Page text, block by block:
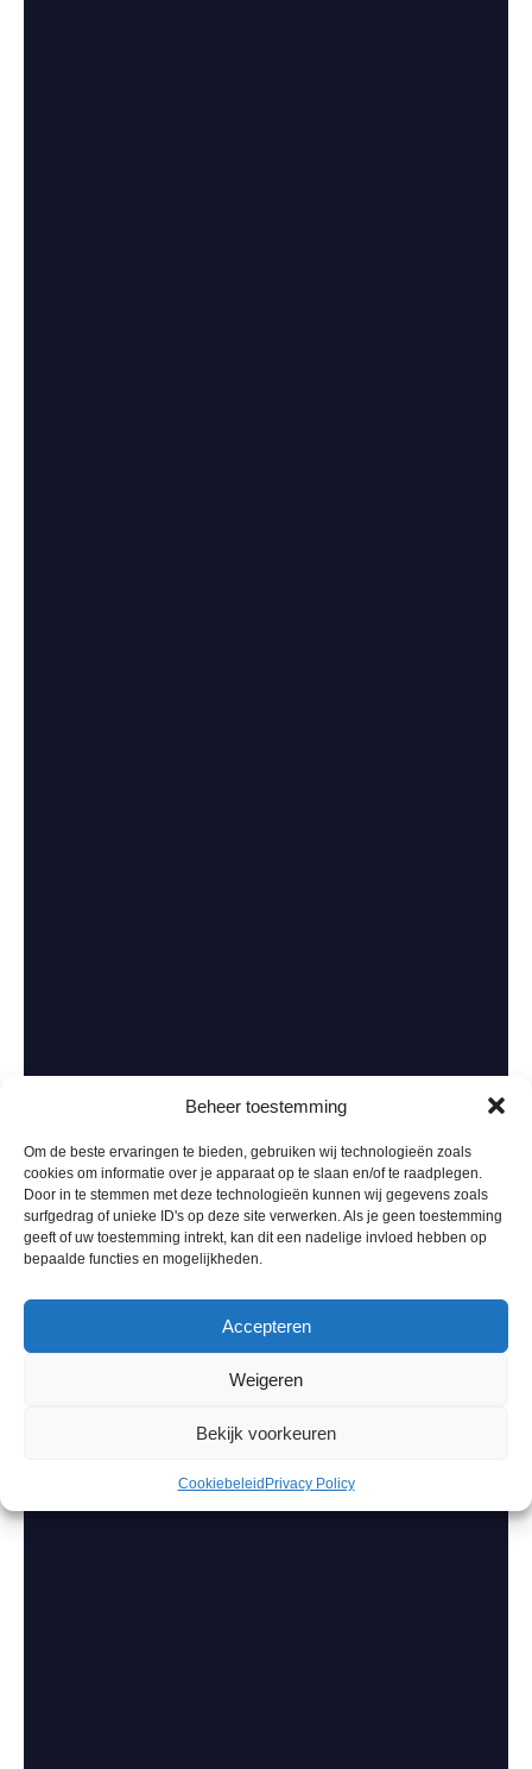
Beheer toestemming
Om de beste ervaringen te bieden, gebruiken wij technologieën zoals
cookies om informatie over je apparaat op te slaan en/of te raadplegen.
Door in te stemmen met deze technologieën kunnen wij gegevens zoals
surfgedrag of unieke ID's op deze site verwerken. Als je geen toestemming
geeft of uw toestemming intrekt, kan dit een nadelige invloed hebben op
bepaalde functies en mogelijkheden.
Accepteren
Weigeren
Bekijk voorkeuren
Cookiebeleid Privacy Policy